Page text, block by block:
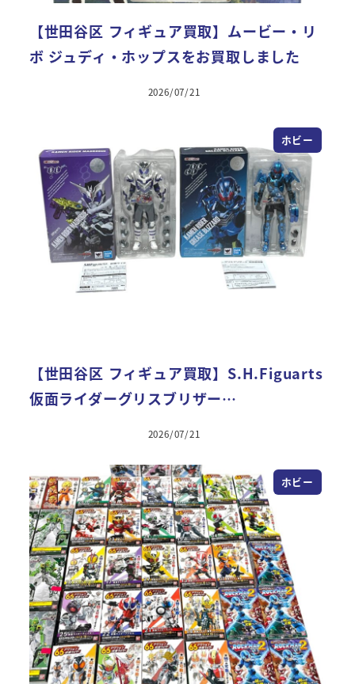
【世田谷区 フィギュア買取】ムービー・リ
ボ ジュディ・ホップスをお買取しました
2026/07/21
ホビー
【世田谷区 フィギュア買取】S.H.Figuarts
仮面ライダーグリスブリザー…
2026/07/21
ホビー